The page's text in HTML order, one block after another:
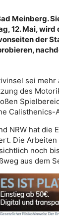
Meinberg.
12. Mai,
der
sei
des
Calisthenics-
NRW hat
Die Arbeiten
noch
aus dem